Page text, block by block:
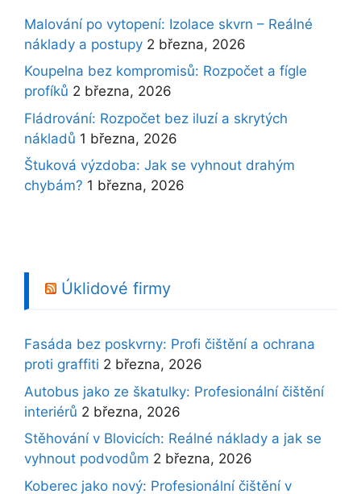
Malování po vytopení: Izolace skvrn – Reálné
náklady a postupy 2 března, 2026
Koupelna bez kompromisů: Rozpočet a fígle
profíků 2 března, 2026
Fládrování: Rozpočet bez iluzí a skrytých
nákladů 1 března, 2026
Štuková výzdoba: Jak se vyhnout drahým
chybám? 1 března, 2026
Úklidové firmy
Fasáda bez poskvrny: Profi čištění a ochrana
proti graffiti 2 března, 2026
Autobus jako ze škatulky: Profesionální čištění
interiérů 2 března, 2026
Stěhování v Blovicích: Reálné náklady a jak se
vyhnout podvodům 2 března, 2026
Koberec jako nový: Profesionální čištění v